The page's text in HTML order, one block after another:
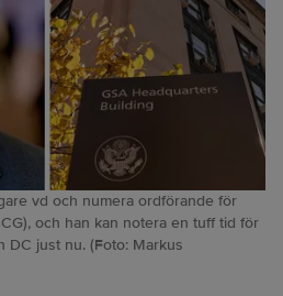
vd och numera ordförande för
och han kan notera en tuff tid för
DC just nu. (Foto: Markus